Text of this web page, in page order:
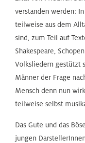
verstanden werden:
teilweise aus dem
sind, zum Teil auf
Shakespeare,
Volksliedern gestützt
Männer der Frage
Mensch denn nun
teilweise selbst
Das Gute und das
jungen